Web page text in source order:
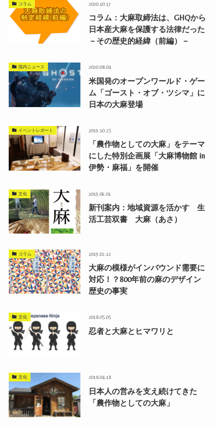
コラム
コラム：大麻取締法は、GHQから
日本産大麻を保護する法律だった
－その歴史的経緯（前編）－
2020.10.17
国内ニュース
米国発のオープンワールド・ゲー
ム「ゴースト・オブ・ツシマ」に
日本の大麻登場
2020.08.04
イベントレポート
「農作物としての大麻」をテーマ
にした特別企画展「大麻博物館 in
伊勢・麻福」を開催
2019.10.25
文化
新刊案内：地域資源を活かす 生
活工芸双書 大麻（あさ）
2019.06.01
コラム
大麻の模様がインバウンド需要に
対応！？800年前の麻のデザイン
歴史の事実
2019.02.12
文化
忍者と大麻とヒマワリと
2018.05.05
文化
日本人の営みを支え続けてきた
「農作物としての大麻」
2018.04.18